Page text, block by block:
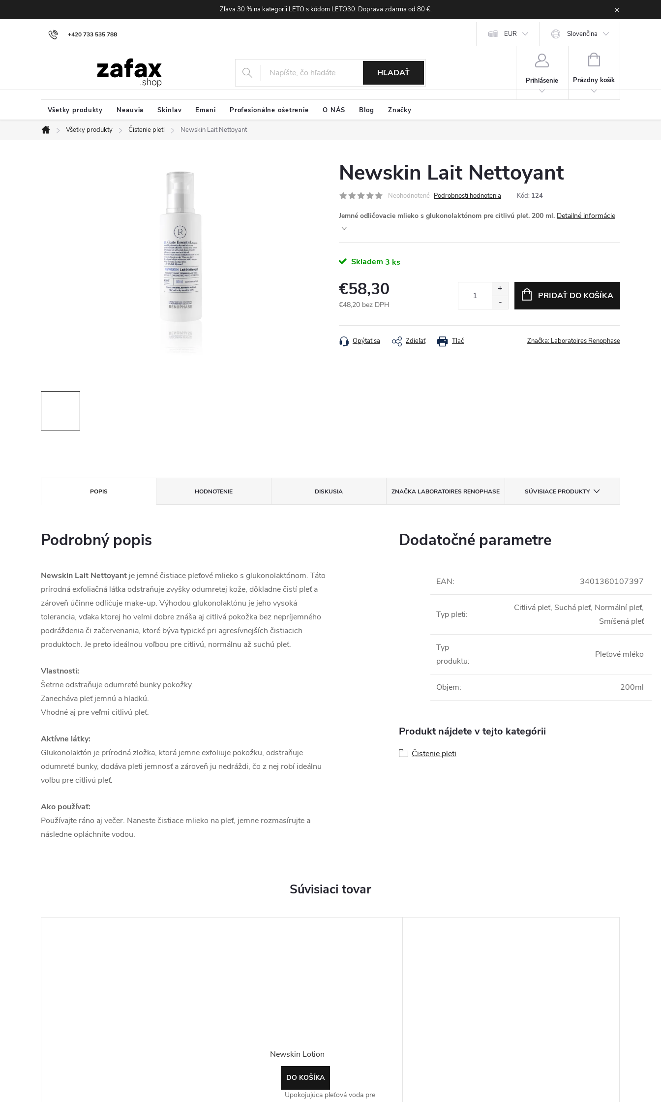
Zľava 30 % na kategorii LETO s kódom LETO30. Doprava zdarma od 80 €.
+420 733 535 788 EUR Slovenčina
HĽADAŤ
Prihlásenie
NÁKUPNÝ KOŠÍK
Prázdny košík
Všetky produkty Neauvia Skinlav Emani Profesionálne ošetrenie O NÁS Blog Značky
Domov
Všetky produkty Čistenie pleti Newskin Lait Nettoyant
Newskin Lait Nettoyant
Neohodnotené Podrobnosti hodnotenia Kód: 124
Jemné odličovacie mlieko s glukonolaktónom pre citlivú pleť. 200 ml. Detailné informácie
Skladem 3 ks
€58,30
€48,20 bez DPH
PRIDAŤ DO KOŠÍKA
Tlač
Opýtať sa Zdieľať Značka: Laboratoires Renophase
POPIS HODNOTENIE DISKUSIA ZNAČKA LABORATOIRES RENOPHASE SÚVISIACE PRODUKTY
Podrobný popis
Newskin Lait Nettoyant je jemné čistiace pleťové mlieko s glukonolaktónom. Táto
prírodná exfoliačná látka odstraňuje zvyšky odumretej kože, dôkladne čistí pleť a
zároveň účinne odličuje make-up. Výhodou glukonolaktónu je jeho vysoká
tolerancia, vďaka ktorej ho veľmi dobre znáša aj citlivá pokožka bez nepríjemného
podráždenia či začervenania, ktoré býva typické pri agresívnejších čistiacich
produktoch. Je preto ideálnou voľbou pre citlivú, normálnu až suchú pleť.
Vlastnosti:
Šetrne odstraňuje odumreté bunky pokožky.
Zanecháva pleť jemnú a hladkú.
Vhodné aj pre veľmi citlivú pleť.
Aktívne látky:
Glukonolaktón je prírodná zložka, ktorá jemne exfoliuje pokožku, odstraňuje
odumreté bunky, dodáva pleti jemnosť a zároveň ju nedráždi, čo z nej robí ideálnu
voľbu pre citlivú pleť.
Ako používať:
Používajte ráno aj večer. Naneste čistiace mlieko na pleť, jemne rozmasírujte a
následne opláchnite vodou.
Dodatočné parametre
EAN: 3401360107397
Typ pleti:
Citlivá pleť, Suchá pleť, Normální pleť,
Smíšená pleť
Typ
produktu:
Pleťové mléko
Objem: 200ml
Produkt nájdete v tejto kategórii
Čistenie pleti
Súvisiaci tovar
Newskin Lotion
DO KOŠÍKA
Upokojujúca pleťová voda pre